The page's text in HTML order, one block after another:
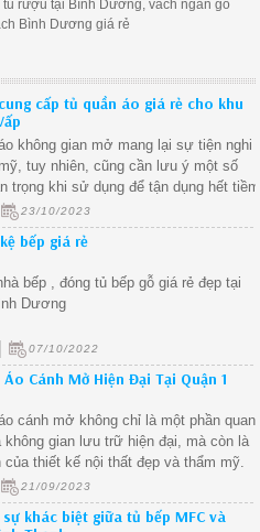
rượu tại Bình Dương, vách ngăn gỗ
Bình Dương giá rẻ
cấp tủ quần áo giá rẻ cho khu
không gian mở mang lại sự tiện nghi
tuy nhiên, cũng cần lưu ý một số
trọng khi sử dụng để tận dụng hết tiềm
chúng và giữ cho căn phòng luôn gọn
sẽ.
23/10/2023
bếp giá rẻ
bếp , đóng tủ bếp gỗ giá rẻ đẹp tại
Dương
07/10/2022
Áo Cánh Mở Hiện Đại Tại Quận 1
cánh mở không chỉ là một phần quan
không gian lưu trữ hiện đại, mà còn là
của thiết kế nội thất đẹp và thẩm mỹ.
21/09/2023
khác biệt giữa tủ bếp MFC và